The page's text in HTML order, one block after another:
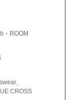
・ROOM
、
CROSS